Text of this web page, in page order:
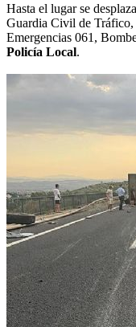
Hasta el lugar se
Guardia Civil de Tráfico,
Emergencias 061,
Policía Local.